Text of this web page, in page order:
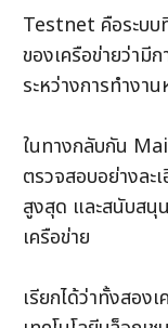
Testnet คือระบบ
ของเครือข่ายว่ามี
ระหว่างการทำงา
ในทางกลับกัน
ตรวจสอบอย่างละ
สูงสุด และสนับสนุ
เครือข่าย
เรียกได้ว่าทั้งสอง